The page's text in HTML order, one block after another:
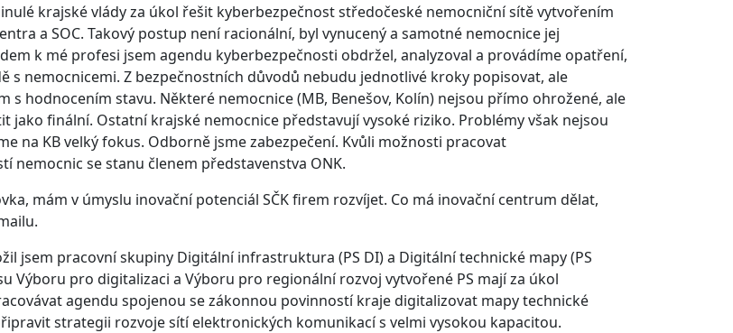
krajské vlády za úkol řešit kyberbezpečnost středočeské nemocniční sítě vytvořením
a SOC. Takový postup není racionální, byl vynucený a samotné nemocnice jej
k mé profesi jsem agendu kyberbezpečnosti obdržel, analyzoval a provádíme opatření,
s nemocnicemi. Z bezpečnostních důvodů nebudu jednotlivé kroky popisovat, ale
s hodnocením stavu. Některé nemocnice (MB, Benešov, Kolín) nejsou přímo ohrožené, ale
jako finální. Ostatní krajské nemocnice představují vysoké riziko. Problémy však nejsou
na KB velký fokus. Odborně jsme zabezpečení. Kvůli možnosti pracovat
nemocnic se stanu členem představenstva ONK.
mám v úmyslu inovační potenciál SČK firem rozvíjet. Co má inovační centrum dělat,
jsem pracovní skupiny Digitální infrastruktura (PS DI) a Digitální technické mapy (PS
Výboru pro digitalizaci a Výboru pro regionální rozvoj vytvořené PS mají za úkol
agendu spojenou se zákonnou povinností kraje digitalizovat mapy technické
strategii rozvoje sítí elektronických komunikací s velmi vysokou kapacitou.